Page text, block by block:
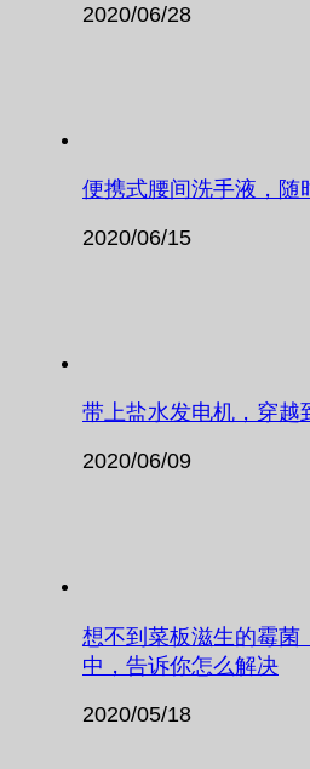
2020/06/28
便携式腰间洗手液，随
2020/06/15
带上盐水发电机，穿越
2020/06/09
想不到菜板滋生的霉菌
中，告诉你怎么解决
2020/05/18